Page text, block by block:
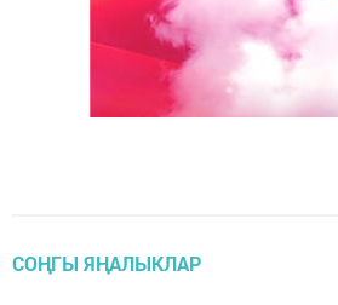
СОҢГЫ ЯҢАЛЫКЛАР